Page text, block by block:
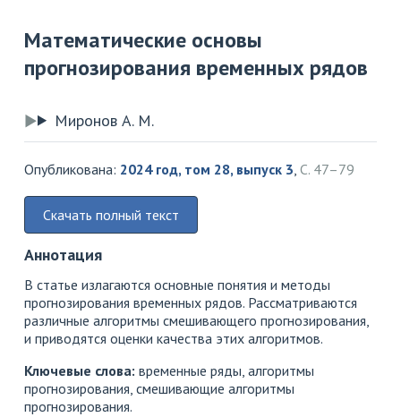
Математические основы
прогнозирования временных рядов
Миронов А. М.
Опубликована: 2024 год, том 28, выпуск 3, С. 47–79
Скачать полный текст
Аннотация
В статье излагаются основные понятия и методы
прогнозирования временных рядов. Рассматриваются
различные алгоритмы смешивающего прогнозирования,
и приводятся оценки качества этих алгоритмов.
Ключевые слова: временные ряды, алгоритмы
прогнозирования, смешивающие алгоритмы
прогнозирования.